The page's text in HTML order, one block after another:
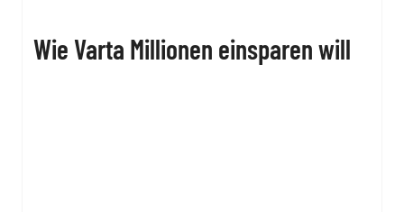
Wie Varta Millionen einsparen will